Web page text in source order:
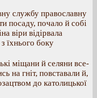
службу православну
посаду, почало й собі
віри відірвала
їхнього боку
міщани й селяни все-
на гніт, повставали й,
до католицької